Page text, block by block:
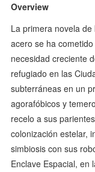
Overview
La primera novela
acero se ha
necesidad creciente
refugiado en las
subterráneas en un
agorafóbicos y
recelo a sus
colonización estelar,
simbiosis con sus
Enclave Espacial, en